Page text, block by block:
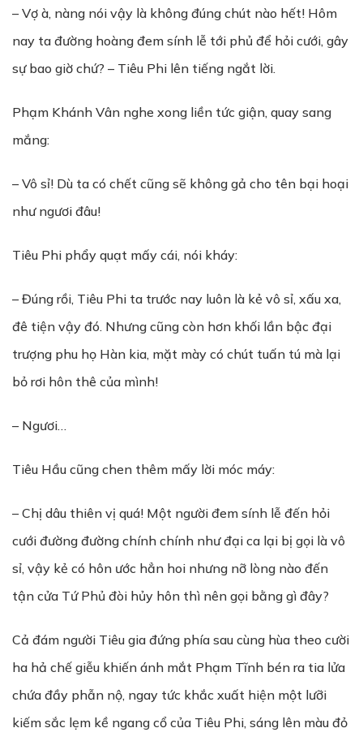
– Vợ à, nàng nói vậy là không đúng chút nào hết! Hôm
nay ta đường hoàng đem sính lễ tới phủ để hỏi cưới, gây
sự bao giờ chứ? – Tiêu Phi lên tiếng ngắt lời.
Phạm Khánh Vân nghe xong liền tức giận, quay sang
mắng:
– Vô sỉ! Dù ta có chết cũng sẽ không gả cho tên bại hoại
như ngươi đâu!
Tiêu Phi phẩy quạt mấy cái, nói kháy:
– Đúng rồi, Tiêu Phi ta trước nay luôn là kẻ vô sỉ, xấu xa,
đê tiện vậy đó. Nhưng cũng còn hơn khối lần bậc đại
trượng phu họ Hàn kia, mặt mày có chút tuấn tú mà lại
bỏ rơi hôn thê của mình!
– Ngươi…
Tiêu Hầu cũng chen thêm mấy lời móc máy:
– Chị dâu thiên vị quá! Một người đem sính lễ đến hỏi
cưới đường đường chính chính như đại ca lại bị gọi là vô
sỉ, vậy kẻ có hôn ước hẳn hoi nhưng nỡ lòng nào đến
tận cửa Tứ Phủ đòi hủy hôn thì nên gọi bằng gì đây?
Cả đám người Tiêu gia đứng phía sau cùng hùa theo cười
ha hả chế giễu khiến ánh mắt Phạm Tĩnh bén ra tia lửa
chứa đầy phẫn nộ, ngay tức khắc xuất hiện một lưỡi
kiếm sắc lẹm kề ngang cổ của Tiêu Phi, sáng lên màu đỏ